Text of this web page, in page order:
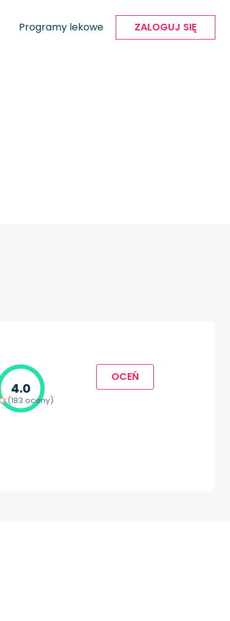
Programy lekowe ZALOGUJ SIĘ
4.0
(183 oceny)
OCEŃ